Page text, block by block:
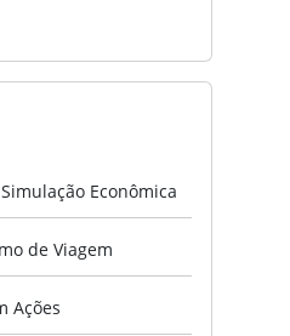
Econômica
de Viagem
Ações